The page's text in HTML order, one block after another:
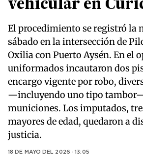
vehicular en
El procedimiento se registró la
sábado en la intersección de
Oxilia con Puerto Aysén. En el
uniformados incautaron dos
encargo vigente por robo,
—incluyendo uno tipo
municiones. Los imputados,
mayores de edad, quedaron a
justicia.
18 DE MAYO DEL 2026 · 13:05